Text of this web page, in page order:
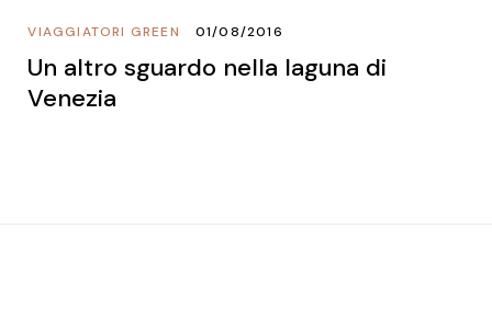
VIAGGIATORI GREEN 01/08/2016
Un altro sguardo nella laguna di
Venezia